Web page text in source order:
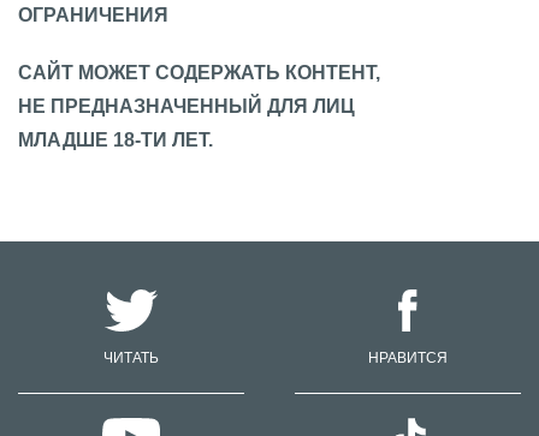
ОГРАНИЧЕНИЯ
САЙТ МОЖЕТ СОДЕРЖАТЬ КОНТЕНТ,
НЕ ПРЕДНАЗНАЧЕННЫЙ ДЛЯ ЛИЦ
МЛАДШЕ 18-ТИ ЛЕТ.
ЧИТАТЬ НРАВИТСЯ